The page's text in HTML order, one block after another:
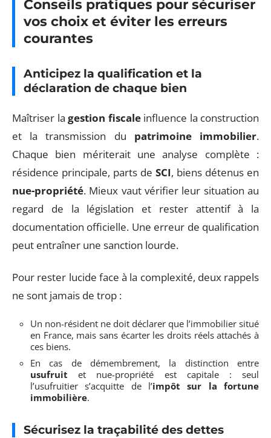
Conseils pratiques pour sécuriser
vos choix et éviter les erreurs
courantes
Anticipez la qualification et la
déclaration de chaque bien
Maîtriser la gestion fiscaleinfluence la construction
et la transmission du patrimoine immobilier.
Chaque bien mériterait une analyse complète :
résidence principale, parts de SCI, biens détenus en
nue-propriété. Mieux vaut vérifier leur situation au
regard de la législation et rester attentif à la
documentation officielle. Une erreur de qualification
peut entraîner une sanction lourde.
Pour rester lucide face à la complexité, deux rappels
ne sont jamais de trop :
Un non-résident ne doit déclarer que l’immobilier situé
en France, mais sans écarter les droits réels attachés à
ces biens.
En cas de démembrement, la distinction entre
usufruit et nue-propriété est capitale : seul
l’usufruitier s’acquitte de l’impôt sur la fortune
immobilière.
Sécurisez la traçabilité des dettes